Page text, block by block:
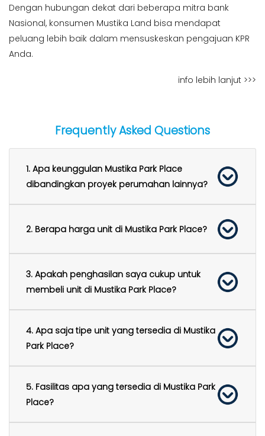
Dengan hubungan dekat dari beberapa mitra bank
Nasional, konsumen Mustika Land bisa mendapat
peluang lebih baik dalam mensuskeskan pengajuan KPR
Anda.
info lebih lanjut >>>
Frequently Asked Questions
1. Apa keunggulan Mustika Park Place
dibandingkan proyek perumahan lainnya?
2. Berapa harga unit di Mustika Park Place?
3. Apakah penghasilan saya cukup untuk
membeli unit di Mustika Park Place?
4. Apa saja tipe unit yang tersedia di Mustika
Park Place?
5. Fasilitas apa yang tersedia di Mustika Park
Place?